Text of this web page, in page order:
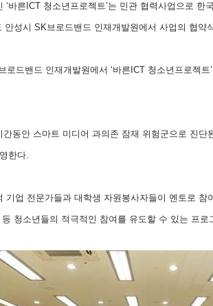
바른ICT 청소년프로젝트’는 민관 협력사업으로
성시 SK브로드밴드 인재개발원에서 사업의 협약
드밴드 인재개발원에서 ‘바른ICT 청소년프로젝
간동안 스마트 미디어 과의존 잠재 위험군으로 진
한다.
기업 전문가들과 대학생 자원봉사자들이 멘토로
청소년들의 적극적인 참여를 유도할 수 있는 프로